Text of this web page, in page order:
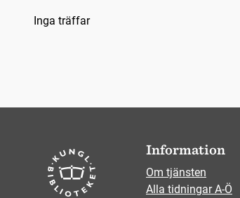
Sökresultat
Inga träffar
Information
Om tjänsten
Alla tidningar A-Ö